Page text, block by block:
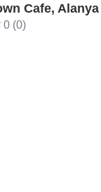
Cafe, Alanya
0 (0)